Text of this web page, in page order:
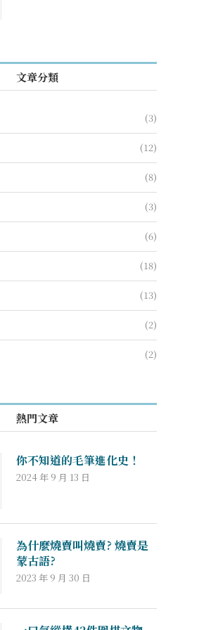
文章分類
(3)
(12)
(8)
(3)
(6)
(18)
(13)
(2)
(2)
熱門文章
你不知道的毛筆進化史！
2024 年 9 月 13 日
為什麼燒賣叫燒賣? 燒賣是
蒙古語?
2023 年 9 月 30 日